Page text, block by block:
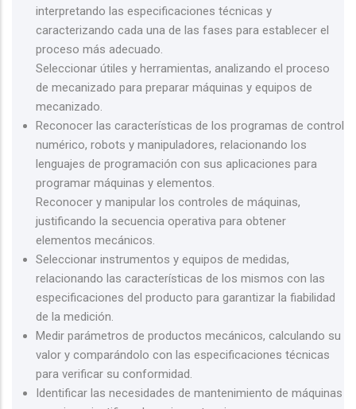
interpretando las especificaciones técnicas y
caracterizando cada una de las fases para establecer el
proceso más adecuado.
Seleccionar útiles y herramientas, analizando el proceso
de mecanizado para preparar máquinas y equipos de
mecanizado.
Reconocer las características de los programas de control
numérico, robots y manipuladores, relacionando los
lenguajes de programación con sus aplicaciones para
programar máquinas y elementos.
Reconocer y manipular los controles de máquinas,
justificando la secuencia operativa para obtener
elementos mecánicos.
Seleccionar instrumentos y equipos de medidas,
relacionando las características de los mismos con las
especificaciones del producto para garantizar la fiabilidad
de la medición.
Medir parámetros de productos mecánicos, calculando su
valor y comparándolo con las especificaciones técnicas
para verificar su conformidad.
Identificar las necesidades de mantenimiento de máquinas